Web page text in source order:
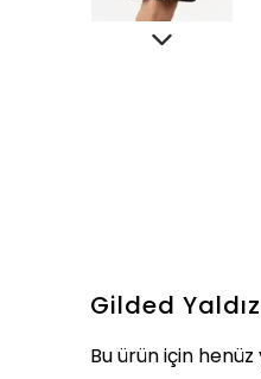
Gilded
Bu ürün için